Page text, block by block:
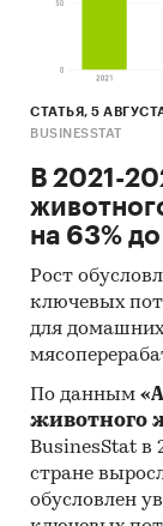
СТАТЬЯ, 5
BUSINESSTAT
В 2021-
на 63%
Рост
ключевых
для
По данным
животного
BusinesStat в
стране
обусловлен